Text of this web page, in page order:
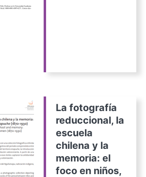
La fotografía
reduccional, la
escuela
chilena y la
memoria: el
foco en niños,